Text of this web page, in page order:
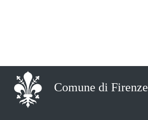
Comune di Firenze